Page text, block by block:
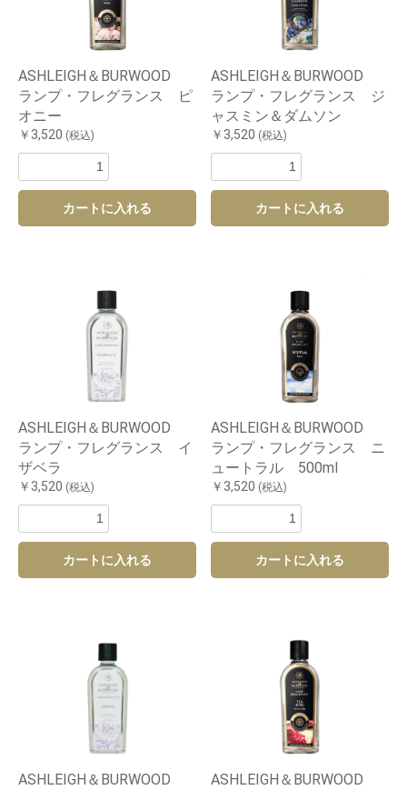
ASHLEIGH＆BURWOOD
ランプ・フレグランス ピ
オニー
￥3,520 (税込)
カートに入れる
ASHLEIGH＆BURWOOD
ランプ・フレグランス ジ
ャスミン＆ダムソン
￥3,520 (税込)
カートに入れる
ASHLEIGH＆BURWOOD
ランプ・フレグランス イ
ザベラ
￥3,520 (税込)
カートに入れる
ASHLEIGH＆BURWOOD
ランプ・フレグランス ニ
ュートラル 500ml
￥3,520 (税込)
カートに入れる
ASHLEIGH＆BURWOOD
ASHLEIGH＆BURWOOD